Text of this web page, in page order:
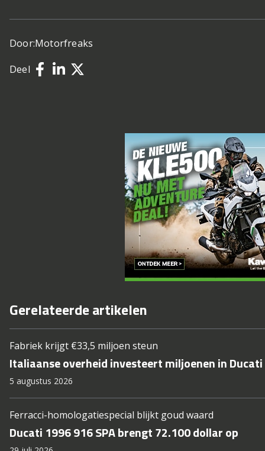
Door:Motorfreaks
Deel
Gerelateerde artikelen
Fabriek krijgt €33,5 miljoen steun
Italiaanse overheid investeert miljoenen in Ducati
5 augustus 2026
Ferracci-homologatiespecial blijkt goud waard
Ducati 1996 916 SPA brengt 72.100 dollar op